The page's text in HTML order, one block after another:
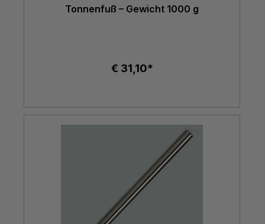
Tonnenfuß – Gewicht 1000 g
€ 31,10*